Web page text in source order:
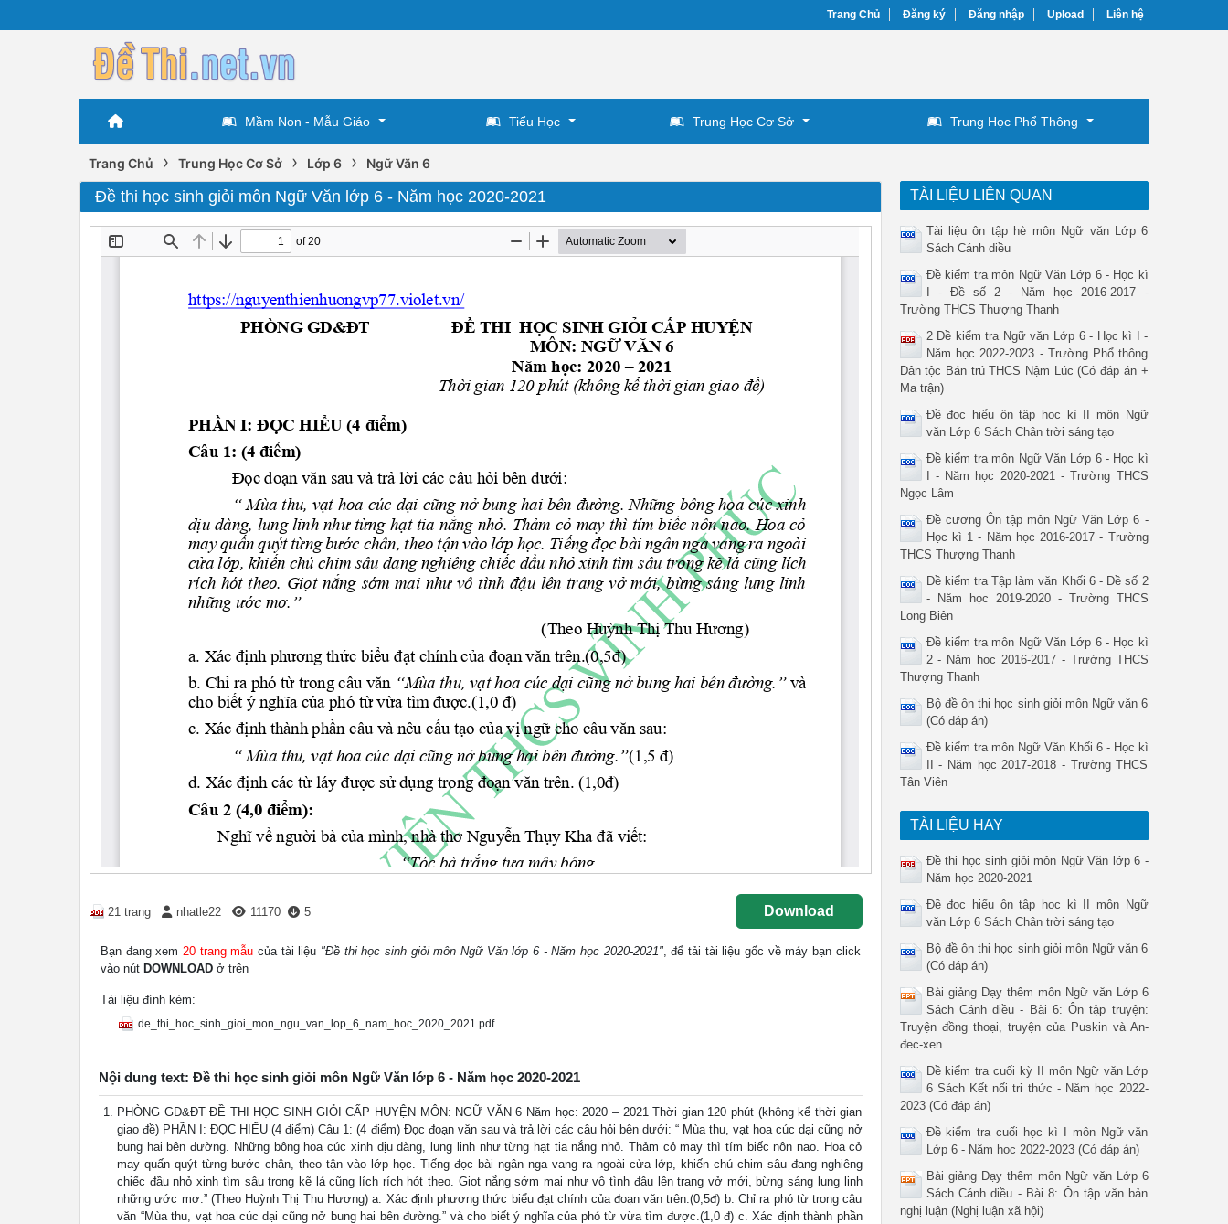
Trang Chủ Đăng ký Đăng nhập Upload Liên hệ
Mầm Non - Mẫu Giáo Tiểu Học Trung Học Cơ Sở Trung Học Phổ Thông
Trang Chủ › Trung Học Cơ Sở › Lớp 6 › Ngữ Văn 6
Đề thi học sinh giỏi môn Ngữ Văn lớp 6 - Năm học 2020-2021
21 trang nhatle22 11170 5 Download
Bạn đang xem 20 trang mẫu của tài liệu "Đề thi học sinh giỏi môn Ngữ Văn lớp 6 - Năm học 2020-2021", để tải tài liệu gốc về máy bạn click
vào nút DOWNLOAD ở trên
Tài liệu đính kèm:
de_thi_hoc_sinh_gioi_mon_ngu_van_lop_6_nam_hoc_2020_2021.pdf
Nội dung text: Đề thi học sinh giỏi môn Ngữ Văn lớp 6 - Năm học 2020-2021
PHÒNG GD&ĐT ĐỀ THI HỌC SINH GIỎI CẤP HUYỆN MÔN: NGỮ VĂN 6 Năm học: 2020 – 2021 Thời gian 120 phút (không kể thời gian
giao đề) PHẦN I: ĐỌC HIỂU (4 điểm) Câu 1: (4 điểm) Đọc đoạn văn sau và trả lời các câu hỏi bên dưới: “ Mùa thu, vạt hoa cúc dại cũng nở
bung hai bên đường. Những bông hoa cúc xinh dịu dàng, lung linh như từng hạt tia nắng nhỏ. Thảm cỏ may thì tím biếc nôn nao. Hoa cỏ
may quấn quýt từng bước chân, theo tận vào lớp học. Tiếng đọc bài ngân nga vang ra ngoài cửa lớp, khiến chú chim sâu đang nghiêng
chiếc đầu nhỏ xinh tìm sâu trong kẽ lá cũng lích rích hót theo. Giọt nắng sớm mai như vô tình đậu lên trang vở mới, bừng sáng lung linh
những ước mơ.” (Theo Huỳnh Thị Thu Hương) a. Xác định phương thức biểu đạt chính của đoạn văn trên.(0,5đ) b. Chỉ ra phó từ trong câu
văn “Mùa thu, vạt hoa cúc dại cũng nở bung hai bên đường.” và cho biết ý nghĩa của phó từ vừa tìm được.(1,0 đ) c. Xác định thành phần
TÀI LIỆU LIÊN QUAN
Tài liệu ôn tập hè môn Ngữ văn Lớp 6
Sách Cánh diều
Đề kiểm tra môn Ngữ Văn Lớp 6 - Học kì
I - Đề số 2 - Năm học 2016-2017 -
Trường THCS Thượng Thanh
2 Đề kiểm tra Ngữ văn Lớp 6 - Học kì I -
Năm học 2022-2023 - Trường Phổ thông
Dân tộc Bán trú THCS Nậm Lúc (Có đáp án +
Ma trận)
Đề đọc hiểu ôn tập học kì II môn Ngữ
văn Lớp 6 Sách Chân trời sáng tạo
Đề kiểm tra môn Ngữ Văn Lớp 6 - Học kì
I - Năm học 2020-2021 - Trường THCS
Ngọc Lâm
Đề cương Ôn tập môn Ngữ Văn Lớp 6 -
Học kì 1 - Năm học 2016-2017 - Trường
THCS Thượng Thanh
Đề kiểm tra Tập làm văn Khối 6 - Đề số 2
- Năm học 2019-2020 - Trường THCS
Long Biên
Đề kiểm tra môn Ngữ Văn Lớp 6 - Học kì
2 - Năm học 2016-2017 - Trường THCS
Thượng Thanh
Bộ đề ôn thi học sinh giỏi môn Ngữ văn 6
(Có đáp án)
Đề kiểm tra môn Ngữ Văn Khối 6 - Học kì
II - Năm học 2017-2018 - Trường THCS
Tân Viên
TÀI LIỆU HAY
Đề thi học sinh giỏi môn Ngữ Văn lớp 6 -
Năm học 2020-2021
Đề đọc hiểu ôn tập học kì II môn Ngữ
văn Lớp 6 Sách Chân trời sáng tạo
Bộ đề ôn thi học sinh giỏi môn Ngữ văn 6
(Có đáp án)
Bài giảng Dạy thêm môn Ngữ văn Lớp 6
Sách Cánh diều - Bài 6: Ôn tập truyện:
Truyện đồng thoại, truyện của Puskin và An-
đec-xen
Đề kiểm tra cuối kỳ II môn Ngữ văn Lớp
6 Sách Kết nối tri thức - Năm học 2022-
2023 (Có đáp án)
Đề kiểm tra cuối học kì I môn Ngữ văn
Lớp 6 - Năm học 2022-2023 (Có đáp án)
Bài giảng Dạy thêm môn Ngữ văn Lớp 6
Sách Cánh diều - Bài 8: Ôn tập văn bản
nghị luận (Nghị luận xã hội)